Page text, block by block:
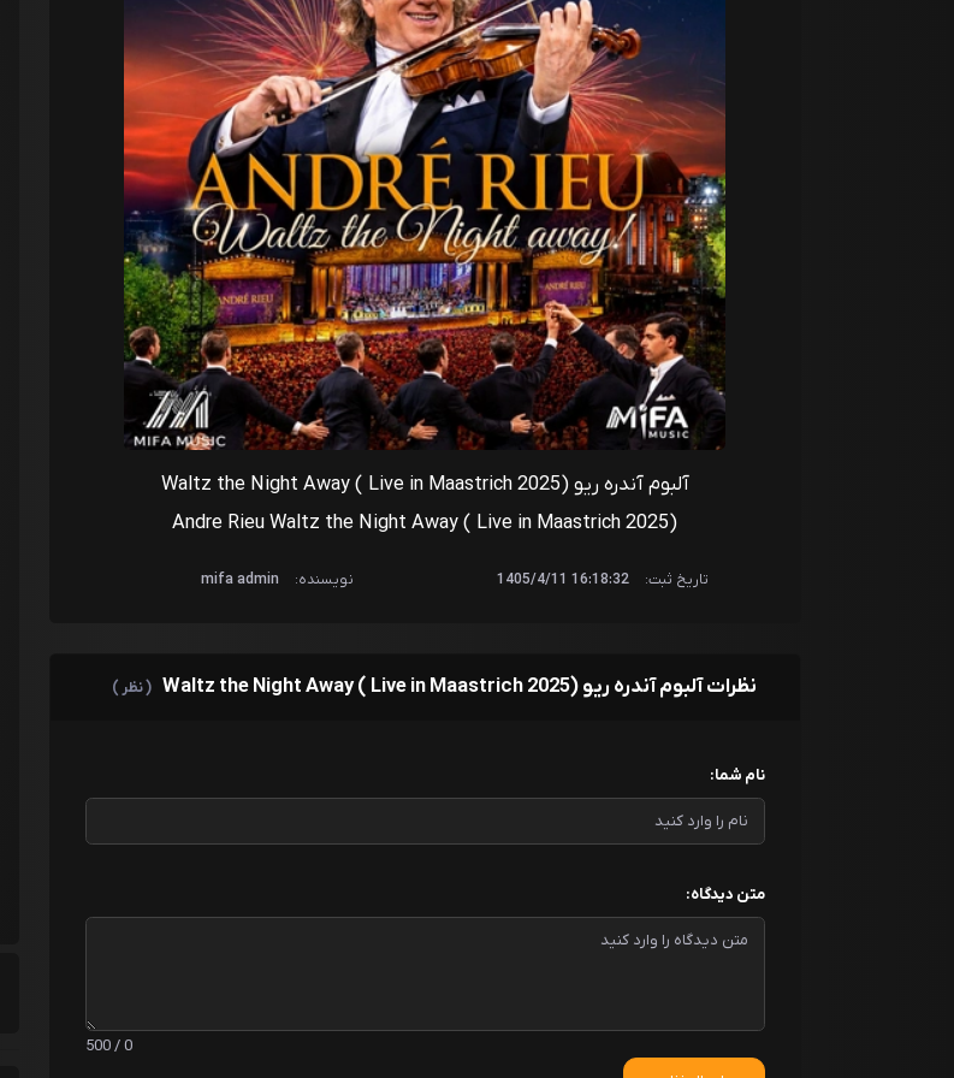
آلبوم آندره ریو Waltz the Night Away ( Live in Maastrich 2025)
Andre Rieu Waltz the Night Away ( Live in Maastrich 2025)
تاریخ ثبت: 16:18:32 1405/4/11 نویسنده: mifa admin
نظرات آلبوم آندره ریو Waltz the Night Away ( Live in Maastrich 2025) ( نظر )
نام شما:
متن دیدگاه:
0 / 500